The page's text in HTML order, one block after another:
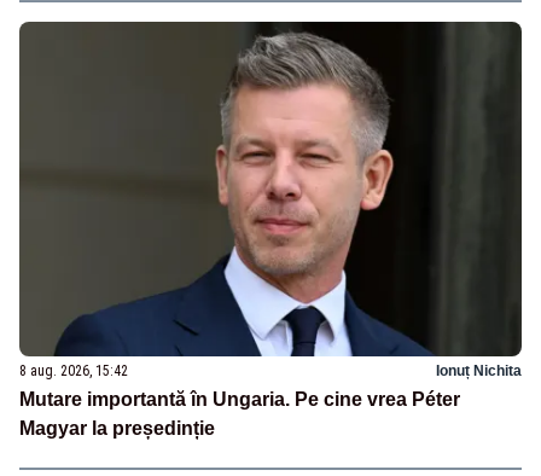
8 aug. 2026, 15:42 Ionuț Nichita
Mutare importantă în Ungaria. Pe cine vrea Péter
Magyar la președinție